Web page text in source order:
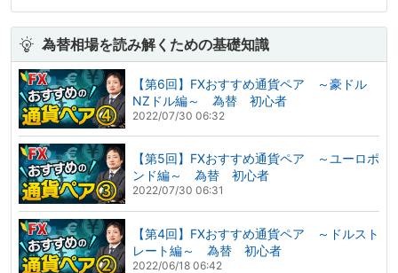
為替相場を読み解くための基礎知識
【第6回】FXおすすめ通貨ペア ～豪ドル
NZドル編～ 為替 初心者
2022/07/30 06:32
【第5回】FXおすすめ通貨ペア ～ユーロポ
ンド編～ 為替 初心者
2022/07/30 06:31
【第4回】FXおすすめ通貨ペア ～ドルスト
レート編～ 為替 初心者
2022/06/18 06:42